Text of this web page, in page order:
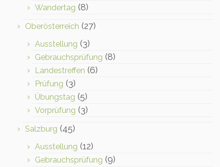
Wandertag (8)
Oberösterreich (27)
Ausstellung (3)
Gebrauchsprüfung (8)
Landestreffen (6)
Prüfung (3)
Übungstag (5)
Vorprüfung (3)
Salzburg (45)
Ausstellung (12)
Gebrauchsprüfung (9)